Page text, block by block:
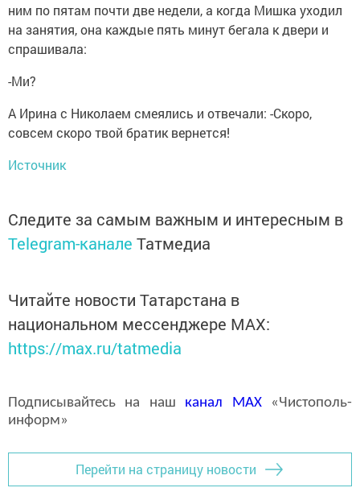
ним по пятам почти две недели, а когда Мишка уходил
на занятия, она каждые пять минут бегала к двери и
спрашивала:
-Ми?
А Ирина с Николаем смеялись и отвечали: -Скоро,
совсем скоро твой братик вернется!
Источник
Следите за самым важным и интересным в
Telegram-канале Татмедиа
Читайте новости Татарстана в
национальном мессенджере MАХ:
https://max.ru/tatmedia
Подписывайтесь на наш канал MAX«Чистополь-
информ»
Перейти на страницу новости